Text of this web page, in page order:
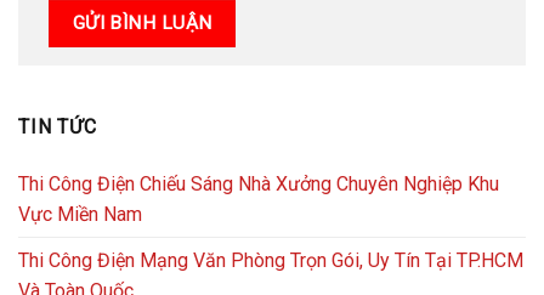
TIN TỨC
Thi Công Điện Chiếu Sáng Nhà Xưởng Chuyên Nghiệp Khu
Vực Miền Nam
Thi Công Điện Mạng Văn Phòng Trọn Gói, Uy Tín Tại TP.HCM